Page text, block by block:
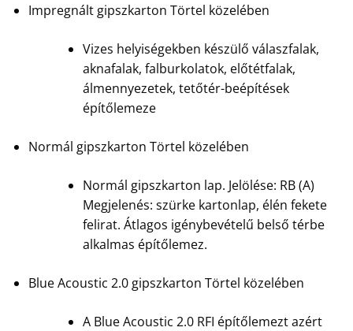
Impregnált gipszkarton Törtel közelében
Vizes helyiségekben készülő válaszfalak,
aknafalak, falburkolatok, előtétfalak,
álmennyezetek, tetőtér-beépítések
építőlemeze
Normál gipszkarton Törtel közelében
Normál gipszkarton lap. Jelölése: RB (A)
Megjelenés: szürke kartonlap, élén fekete
felirat. Átlagos igénybevételű belső térbe
alkalmas építőlemez.
Blue Acoustic 2.0 gipszkarton Törtel közelében
A Blue Acoustic 2.0 RFI építőlemezt azért